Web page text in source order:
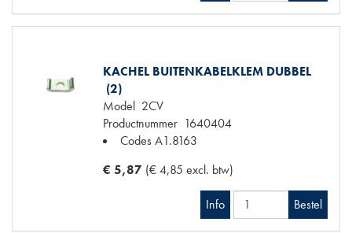
KACHEL BUITENKABELKLEM DUBBEL
(2)
Model 2CV
Productnummer 1640404
CodesA1.8163
€ 5,87 (€ 4,85 excl. btw)
Info Bestel